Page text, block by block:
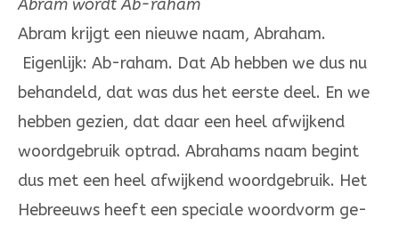
Abram wordt Ab-raham
Abram krijgt een nieuwe naam, Abraham.
Eigenlijk: Ab-raham. Dat Ab hebben we dus nu
behandeld, dat was dus het eerste deel. En we
hebben gezien, dat daar een heel afwijkend
woordge­bruik optrad. Abrahams naam begint
dus met een heel afwijkend woordgebruik. Het
Hebreeuws heeft een speciale woordvorm ge­